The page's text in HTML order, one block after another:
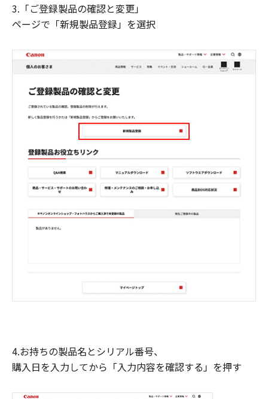
3.「ご登録製品の確認と変更」
ページで「新規製品登録」を選択
4.お持ちの製品名とシリアル番号、
購入日を入力してから「入力内容を確認する」を押す